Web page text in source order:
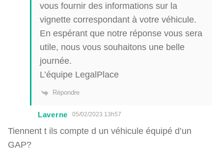
vous fournir des informations sur la
vignette correspondant à votre véhicule.
En espérant que notre réponse vous sera
utile, nous vous souhaitons une belle
journée.
L’équipe LegalPlace
Répondre
Laverne 05/02/2023 13h57
Tiennent t ils compte d un véhicule équipé d’un
GAP?